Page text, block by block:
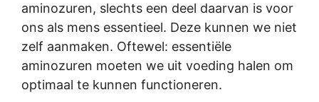
aminozuren, slechts een deel daarvan is voor
ons als mens essentieel. Deze kunnen we niet
zelf aanmaken. Oftewel: essentiële
aminozuren moeten we uit voeding halen om
optimaal te kunnen functioneren.